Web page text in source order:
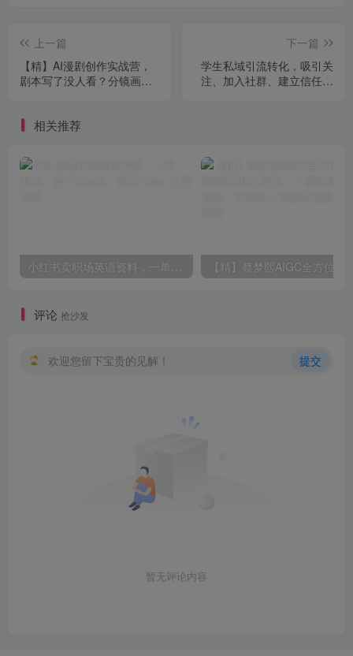
上一篇
【精】AI漫剧创作实战营，
剧本写了没人看？分镜画了
传播成品
下一篇
学生私域引流转化，吸引关
注、加入社群、建立信任、
相关推荐
评论 抢沙发
欢迎您留下宝贵的见解！ 提交
暂无评论内容